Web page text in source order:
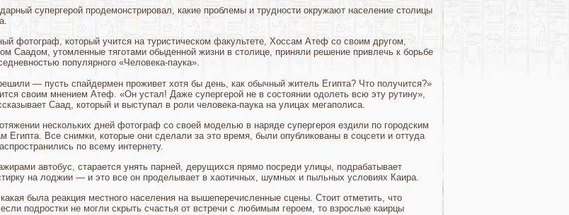
супергерой продемонстрировал, какие проблемы и трудности окружают население столицы
фотограф, который учится на туристическом факультете, Хоссам Атеф со своим другом,
Саадом, утомленные тяготами обыденной жизни в столице, приняли решение привлечь к борьбе
популярного «Человека-паука».
— пусть спайдермен проживет хотя бы день, как обычный житель Египта? Что получится?»
своим мнением Атеф. «Он устал! Даже супергерой не в состоянии одолеть всю эту рутину»,
Саад, который и выступал в роли человека-паука на улицах мегаполиса.
нескольких дней фотограф со своей моделью в наряде супергероя ездили по городским
Египта. Все снимки, которые они сделали за это время, были опубликованы в соцсети и оттуда
по всему интернету.
автобус, старается унять парней, дерущихся прямо посреди улицы, подрабатывает
на лоджии — и это все он проделывает в хаотичных, шумных и пыльных условиях Каира.
была реакция местного населения на вышеперечисленные сцены. Стоит отметить, что
подростки не могли скрыть счастья от встречи с любимым героем, то взрослые каирцы